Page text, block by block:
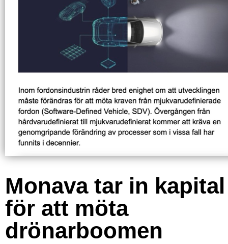
Monava tar in kapital
för att möta
drönarboomen